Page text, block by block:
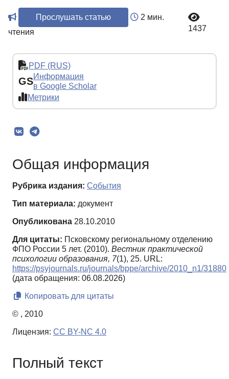
Прослушать статью
2 мин.
чтения
1437
PDF (RUS)
GSИнформация
в Google Scholar
Метрики
Общая информация
Рубрика издания: События
Тип материала: документ
Опубликована 28.10.2010
Для цитаты: Псковскому региональному отделению
ФПО России 5 лет. (2010). Вестник практической
психологии образования, 7(1), 25. URL:
https://psyjournals.ru/journals/bppe/archive/2010_n1/31880
(дата обращения: 06.08.2026)
Копировать для цитаты
© , 2010
Лицензия: CC BY-NC 4.0
Полный текст